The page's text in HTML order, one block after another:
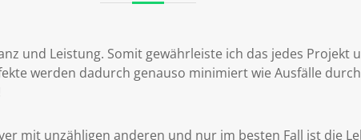
und Leistung. Somit gewährleiste ich das jedes Projekt
werden dadurch genauso minimiert wie Ausfälle
mit unzähligen anderen und nur im besten Fall ist die